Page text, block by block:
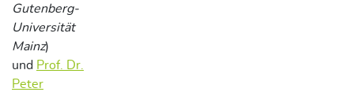
Gutenberg-
Universität
Mainz)
und Prof. Dr.
Peter